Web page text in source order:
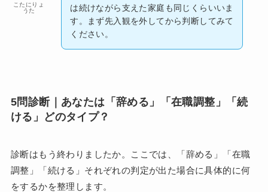
こたにりょ
うた
は続けながら支えた家庭も同じくらいいま
す。まず先入観を外してから判断してみて
ください。
5問診断｜あなたは「辞める」「在職調整」「続
ける」どのタイプ？
診断はもう終わりましたか。ここでは、「辞める」「在職
調整」「続ける」それぞれの判定が出た場合に具体的に何
をするかを整理します。